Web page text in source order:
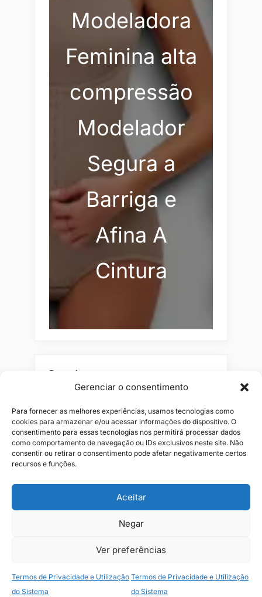
Gerenciar o consentimento
Para fornecer as melhores experiências, usamos tecnologias como
cookies para armazenar e/ou acessar informações do dispositivo. O
consentimento para essas tecnologias nos permitirá processar dados
como comportamento de navegação ou IDs exclusivos neste site. Não
consentir ou retirar o consentimento pode afetar negativamente certos
recursos e funções.
Aceitar
Negar
Ver preferências
Termos de Privacidade e Utilização
do Sistema
Termos de Privacidade e Utilização
do Sistema
Modeladora
Feminina alta
compressão
Modelador
Segura a
Barriga e
Afina A
Cintura
Pesquisar
Combos
Jeans Kits Masculino
Copyright © 2026 JR1 Shopping.
Theme: Oceanly Green byScriptsTown